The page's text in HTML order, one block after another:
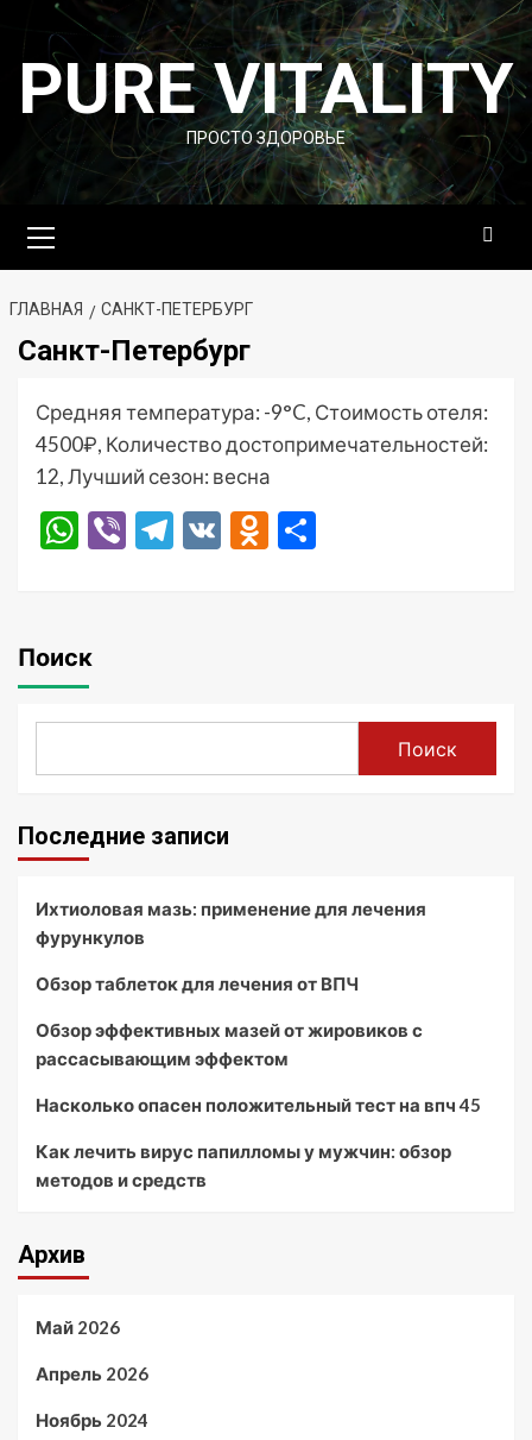
Перейти
содержимому
PURE VITALITY
ПРОСТО ЗДОРОВЬЕ
меню
ГЛАВНАЯ САНКТ-ПЕТЕРБУРГ
Санкт-Петербург
Средняя температура: -9°C, Стоимость отеля:
4500₽, Количество достопримечательностей:
12, Лучший сезон: весна
WhatsApp
ViberTelegram
VK Odnoklassniki
Поиск
Поиск
Последние записи
Ихтиоловая мазь: применение для лечения
фурункулов
Обзор таблеток для лечения от ВПЧ
Обзор эффективных мазей от жировиков с
рассасывающим эффектом
Насколько опасен положительный тест на впч 45
Как лечить вирус папилломы у мужчин: обзор
методов и средств
Архив
Май 2026
Апрель 2026
Ноябрь 2024